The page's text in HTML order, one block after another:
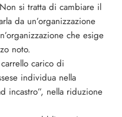
si tratta di cambiare il
da un’organizzazione
che esige
noto.
carico di
individua nella
incastro”, nella riduzione